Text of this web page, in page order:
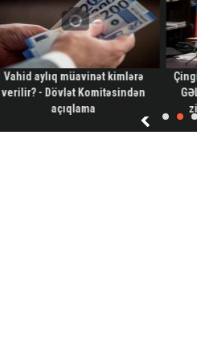
Vahid aylıq müavinət kimlərə
verilir? - Dövlət Komitəsindən
açıqlama